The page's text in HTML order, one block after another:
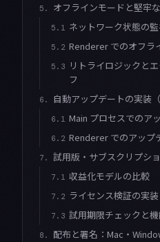
5. オフラインモードと堅牢
5.1 ネットワーク状態の
5.2 Renderer でのオフラ
5.3
リトライロジックと
フ
6. 自動アップデートの実装
6.1 Main プロセスでのア
6.2 Renderer でのアップ
7. 試用版・サブスクリプシ
7.1 収益化モデルの比較
7.2 ライセンス検証の実
7.3 試用期限チェックと
8. 配布と署名：Mac・